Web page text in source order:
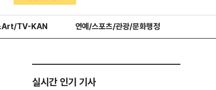
Art/TV-KAN 연예/스포츠/관광/문화행정
실시간 인기 기사